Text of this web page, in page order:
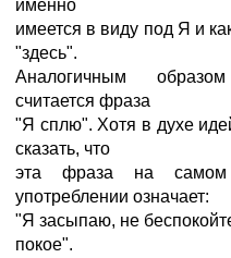
именно
имеется в виду под Я и
"здесь".
Аналогичным
считается фраза
"Я сплю". Хотя в духе
сказать, что
эта фраза на
употреблении означает:
"Я засыпаю, не
покое".